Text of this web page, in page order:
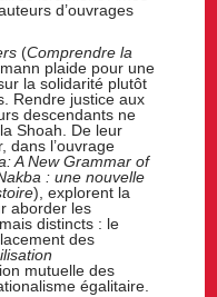
d’ouvrages
(Comprendre la
plaide pour une
la solidarité plutôt
Rendre justice aux
descendants ne
Shoah. De leur
dans l’ouvrage
A New Grammar of
: une nouvelle
), explorent la
aborder les
distincts : le
des
mutuelle des
égalitaire.